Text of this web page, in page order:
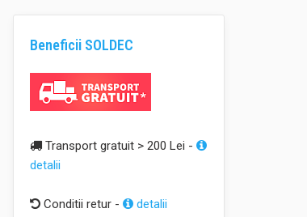
Beneficii SOLDEC
Transport gratuit > 200 Lei -
detalii
Conditii retur - detalii